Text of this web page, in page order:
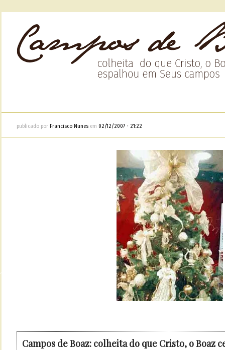
publicado por Francisco Nunesem 02/12/2007• 21:22
Campos de Boaz: colheita do que Cristo, o Boaz